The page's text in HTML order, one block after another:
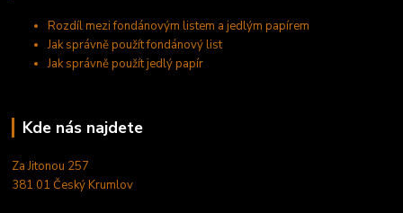
Rozdíl mezi fondánovým listem a jedlým papírem
Jak správně použít fondánový list
Jak správně použít jedlý papír
Kde nás najdete
Za Jitonou 257
381 01 Český Krumlov